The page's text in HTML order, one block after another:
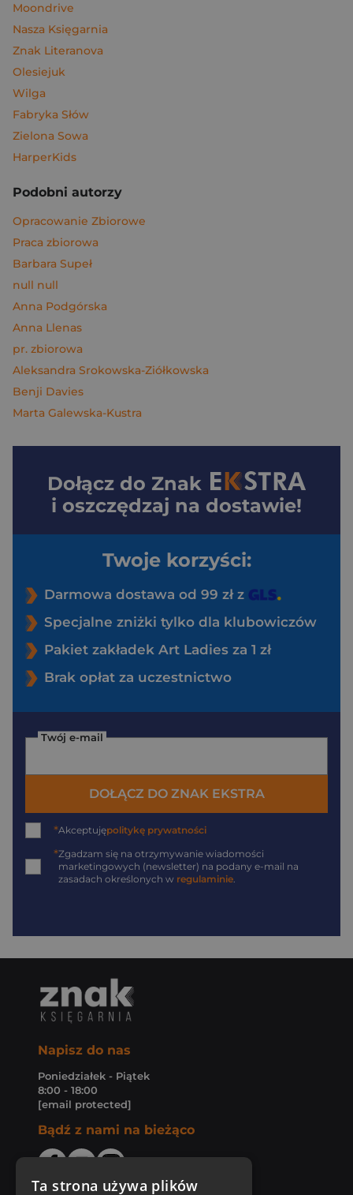
Moondrive
Nasza Księgarnia
Znak Literanova
Olesiejuk
Wilga
Fabryka Słów
Zielona Sowa
HarperKids
Podobni autorzy
Opracowanie Zbiorowe
Praca zbiorowa
Barbara Supeł
null null
Anna Podgórska
Anna Llenas
pr. zbiorowa
Aleksandra Srokowska-Ziółkowska
Benji Davies
Marta Galewska-Kustra
Dołącz do Znak
i oszczędzaj na dostawie!
Twoje korzyści:
Darmowa dostawa od 99 zł z
Specjalne zniżki tylko dla klubowiczów
Pakiet zakładek Art Ladies za 1 zł
Brak opłat za uczestnictwo
Twój e-mail
DOŁĄCZ DO ZNAK EKSTRA
*Akceptujępolitykę prywatności
*Zgadzam się na otrzymywanie wiadomości
marketingowych (newsletter) na podany e-mail na
zasadach określonych w regulaminie.
Napisz do nas
Poniedziałek - Piątek
8:00 - 18:00
[email protected]
Bądź z nami na bieżąco
Ta strona używa plików